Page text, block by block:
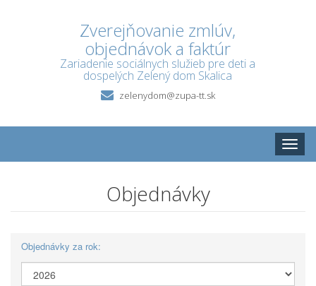
Zverejňovanie zmlúv,
objednávok a faktúr
Zariadenie sociálnych služieb pre deti a
dospelých Zelený dom Skalica
zelenydom@zupa-tt.sk
Toggle
Objednávky
Objednávky za rok: